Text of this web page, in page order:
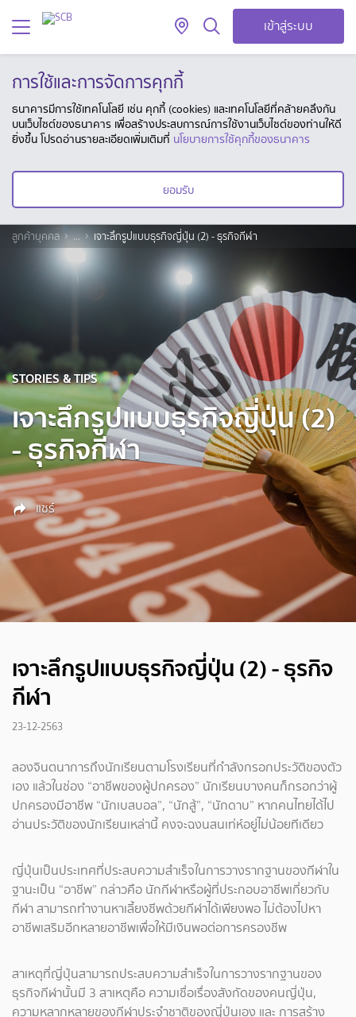
เข้าสู่ระบบ
การใช้และการจัดการคุกกี้
ธนาคารมีการใช้เทคโนโลยี เช่น คุกกี้ (cookies) และเทคโนโลยีที่คล้ายคลึงกัน
บนเว็บไซต์ของธนาคาร เพื่อสร้างประสบการณ์การใช้งานเว็บไซต์ของท่านให้ดี
ยิ่งขึ้น โปรดอ่านรายละเอียดเพิ่มเติมที่ นโยบายการใช้คุกกี้ของธนาคาร
ยอมรับ
ลูกค้าบุคคล ... เจาะลึกรูปแบบธุรกิจญี่ปุ่น (2) - ธุรกิจกีฬา
STORIES & TIPS
เจาะลึกรูปแบบธุรกิจญี่ปุ่น (2)
- ธุรกิจกีฬา
แชร์
เจาะลึกรูปแบบธุรกิจญี่ปุ่น (2) - ธุรกิจ
กีฬา
23-12-2563
ลองจินตนาการถึงนักเรียนตามโรงเรียนที่กำลังกรอกประวัติของตัว
เอง แล้วในช่อง “อาชีพของผู้ปกครอง” นักเรียนบางคนก็กรอกว่าผู้
ปกครองมีอาชีพ “นักเบสบอล”, “นักสู้”, “นักดาบ” หากคนไทยได้ไป
อ่านประวัติของนักเรียนเหล่านี้ คงจะฉงนสนเท่ห์อยู่ไม่น้อยทีเดียว
ญี่ปุ่นเป็นประเทศที่ประสบความสำเร็จในการวางรากฐานของกีฬาใน
ฐานะเป็น “อาชีพ” กล่าวคือ นักกีฬาหรือผู้ที่ประกอบอาชีพเกี่ยวกับ
กีฬา สามารถทำงานหาเลี้ยงชีพด้วยกีฬาได้เพียงพอ ไม่ต้องไปหา
อาชีพเสริมอีกหลายอาชีพเพื่อให้มีเงินพอต่อการครองชีพ
สาเหตุที่ญี่ปุ่นสามารถประสบความสำเร็จในการวางรากฐานของ
ธุรกิจกีฬานั้นมี 3 สาเหตุคือ ความเชื่อเรื่องสังกัดของคนญี่ปุ่น,
ความหลากหลายของกีฬาประจำชาติของญี่ปุ่นเอง และ การสร้าง